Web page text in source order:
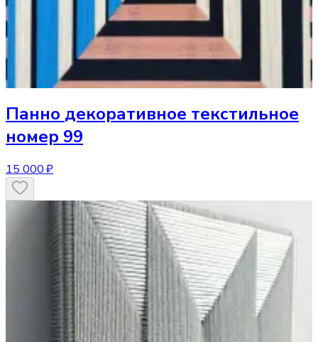
Панно декоративное текстильное
номер 99
15 000 ₽